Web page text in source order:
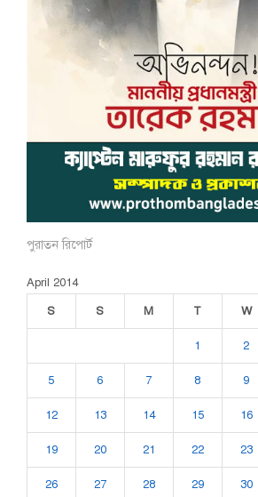
পুরাতন রিপোর্ট
April 2014
S
S M T W
1 2
5 6 7 8 9
12 13 14 15 16
19 20 21 22 23
26 27 28 29 30